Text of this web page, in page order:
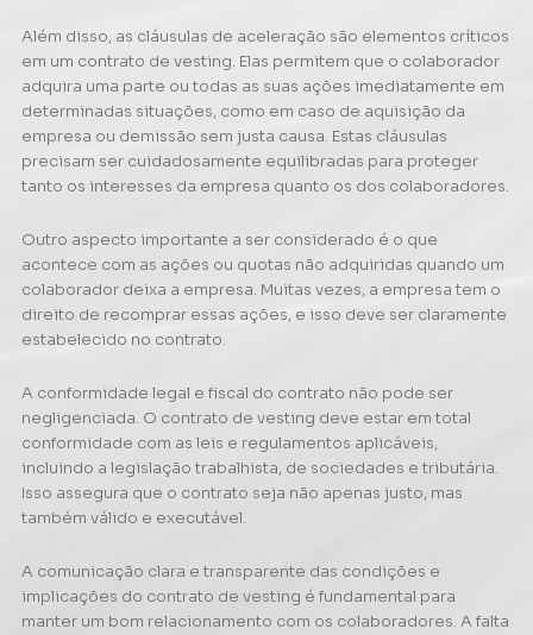
Além disso, as cláusulas de aceleração são elementos críticos
em um contrato de vesting. Elas permitem que o colaborador
adquira uma parte ou todas as suas ações imediatamente em
determinadas situações, como em caso de aquisição da
empresa ou demissão sem justa causa. Estas cláusulas
precisam ser cuidadosamente equilibradas para proteger
tanto os interesses da empresa quanto os dos colaboradores.
Outro aspecto importante a ser considerado é o que
acontece com as ações ou quotas não adquiridas quando um
colaborador deixa a empresa. Muitas vezes, a empresa tem o
direito de recomprar essas ações, e isso deve ser claramente
estabelecido no contrato.
A conformidade legal e fiscal do contrato não pode ser
negligenciada. O contrato de vesting deve estar em total
conformidade com as leis e regulamentos aplicáveis,
incluindo a legislação trabalhista, de sociedades e tributária.
Isso assegura que o contrato seja não apenas justo, mas
também válido e executável.
A comunicação clara e transparente das condições e
implicações do contrato de vesting é fundamental para
manter um bom relacionamento com os colaboradores. A falta